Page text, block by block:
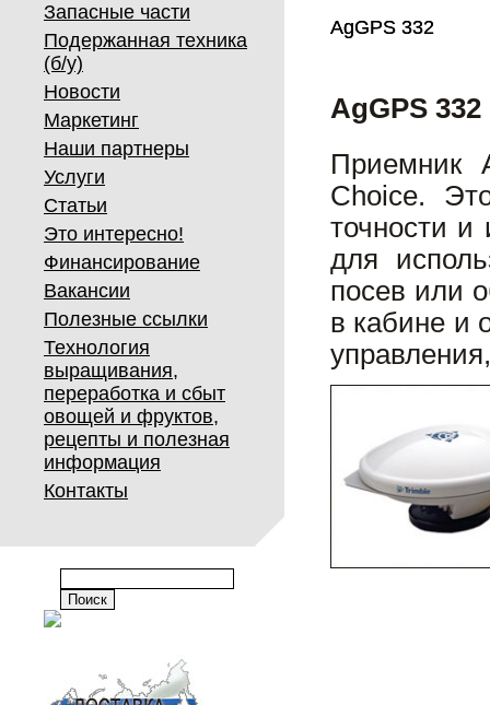
Запасные части
Подержанная техника
(б/у)
Новости
Маркетинг
Наши партнеры
Услуги
Статьи
Это интересно!
Финансирование
Вакансии
Полезные ссылки
Технология
выращивания,
переработка и сбыт
овощей и фруктов,
рецепты и полезная
информация
Контакты
AgGPS 332
AgGPS 332
AgGPS 332
Приемник
Choice.
точности и
для
посев или
в кабине и